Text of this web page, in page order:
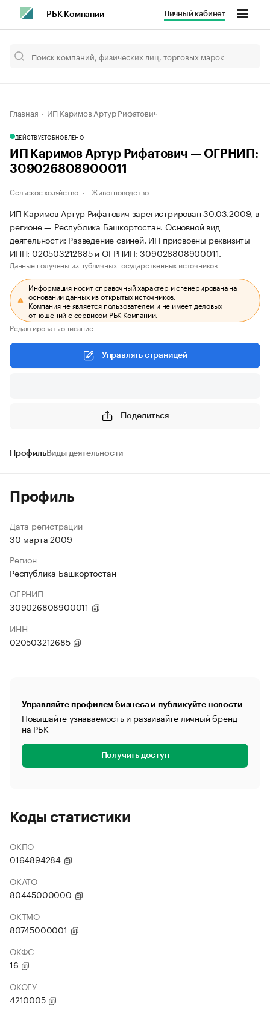
РБК Компании Личный кабинет
Главная ИП Каримов Артур Рифатович
ДЕЙСТВУЕТОБНОВЛЕНО
ИП Каримов Артур Рифатович — ОГРНИП:
309026808900011
Сельское хозяйство Животноводство
ИП Каримов Артур Рифатович зарегистрирован 30.03.2009, в
регионе — Республика Башкортостан. Основной вид
деятельности: Разведение свиней. ИП присвоены реквизиты
ИНН: 020503212685 и ОГРНИП: 309026808900011.
Данные получены из публичных государственных источников.
Информация носит справочный характер и сгенерирована на
основании данных из открытых источников.
Компания не является пользователем и не имеет деловых
отношений с сервисом РБК Компании.
Редактировать описание
Управлять страницей
Поделиться
ПрофильВиды деятельности
Профиль
Дата регистрации
30 марта 2009
Регион
Республика Башкортостан
ОГРНИП
309026808900011
ИНН
020503212685
Управляйте профилем бизнеса и публикуйте новости
Повышайте узнаваемость и развивайте личный бренд
на РБК
Получить доступ
Коды статистики
ОКПО
0164894284
ОКАТО
80445000000
ОКТМО
80745000001
ОКФС
16
ОКОГУ
4210005